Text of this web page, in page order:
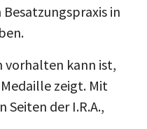
in
vorhalten kann ist,
zeigt. Mit
Seiten der I.R.A.,